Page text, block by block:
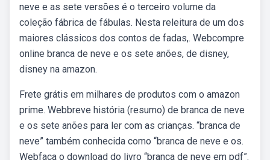
neve e as sete versões é o terceiro volume da
coleção fábrica de fábulas. Nesta releitura de um dos
maiores clássicos dos contos de fadas,. Webcompre
online branca de neve e os sete anões, de disney,
disney na amazon.
Frete grátis em milhares de produtos com o amazon
prime. Webbreve história (resumo) de branca de neve
e os sete anões para ler com as crianças. “branca de
neve” também conhecida como “branca de neve e os.
Webfaça o download do livro “branca de neve em pdf”.